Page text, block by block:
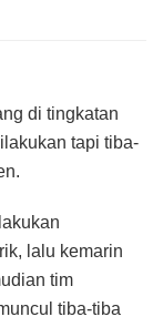
di tingkatan
tapi tiba-
lalu kemarin
tim
tiba-tiba